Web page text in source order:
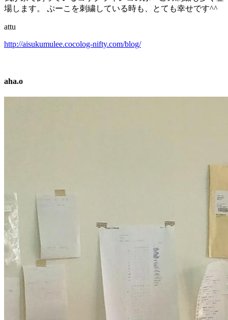
場します。 ぷーこを刺繍している時も、とても幸せです^^
attu
http://aisukumulee.cocolog-nifty.com/blog/
aha.o